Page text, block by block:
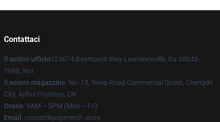
Contattaci
Il nostro ufficio123074 Baymount Way Lawrenceville, Ga 30043-
7698, Noi
Il nostro magazzino: No. 15, Weiqi Road Commercial Street, Chengde
City, Anhui Province, CN
Orario: 9AM – 5PM (Mon – Fri)
Email : contattikpopmerch.store